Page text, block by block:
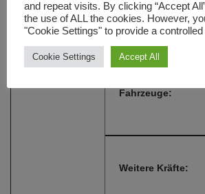
Alarmierungsart:
Fahrzeuge:
Weitere Kräfte:
and repeat visits. By clicking “Accept
the use of ALL the cookies. However,
"Cookie Settings" to provide a
Cookie Settings Accept All